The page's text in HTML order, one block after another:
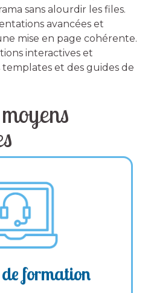
sans alourdir les files.
avancées et
mise en page cohérente.
interactives et
templates et des guides de
formation
formation sur-mesure :
pour personnaliser votre
Sélection
du formateur
➔ Supports
personnalisés